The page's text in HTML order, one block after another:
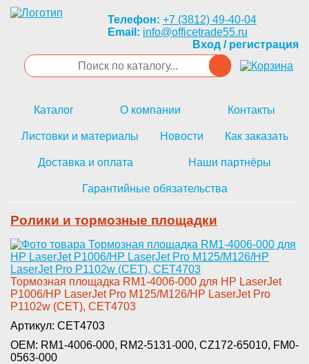
Телефон: +7 (3812) 49-40-04
Email: info@officetrade55.ru
Вход / регистрация
Каталог О компании Контакты
Листовки и материалы Новости Как заказать
Доставка и оплата Наши партнёры
Гарантийные обязательства
Ролики и тормозные площадки
Тормозная площадка RM1-4006­-000 для HP LaserJet
P1006/HP ­LaserJet Pro M125/M126/HP Lase­rJet Pro
P1102w (CET), CET4703­
Артикул: CET4703
OEM: RM1-4006-000, RM2-5131-000, CZ172-65010, FM0-
0563-000